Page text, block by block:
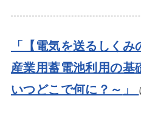
「【電気を送るしくみ
産業用蓄電池利用の
いつどこで何に？～ 」